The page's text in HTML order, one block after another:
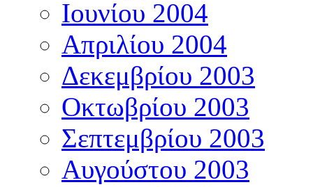
Ιουνίου 2004
Απριλίου 2004
Δεκεμβρίου 2003
Οκτωβρίου 2003
Σεπτεμβρίου 2003
Αυγούστου 2003